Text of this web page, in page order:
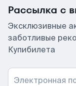
Рассылка с
Эксклюзивные
заботливые
Купибилета
Электронная